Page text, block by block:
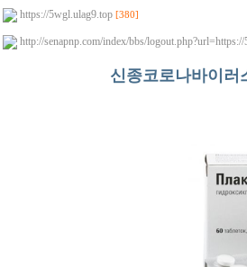
https://5wgl.ulag9.top [380]
http://senapnp.com/index/bbs/
신종코로나바이러